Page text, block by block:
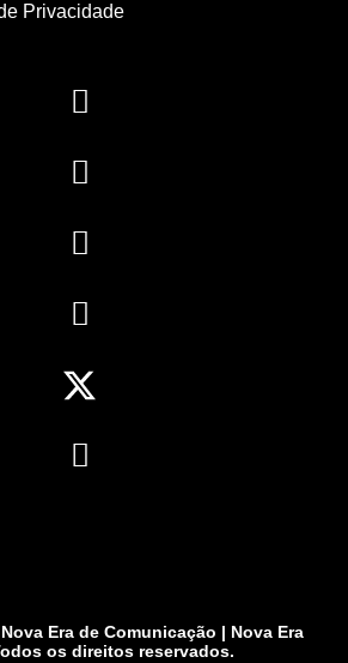
Privacidade
Era de Comunicação | Nova Era
os direitos reservados.